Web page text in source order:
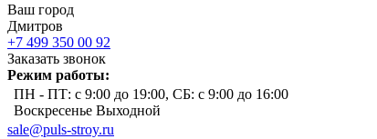
Ваш город
Дмитров
+7 499 350 00 92
Заказать звонок
Режим работы:
ПН - ПТ: с 9:00 до 19:00, СБ: с 9:00 до 16:00
Воскресенье Выходной
sale@puls-stroy.ru